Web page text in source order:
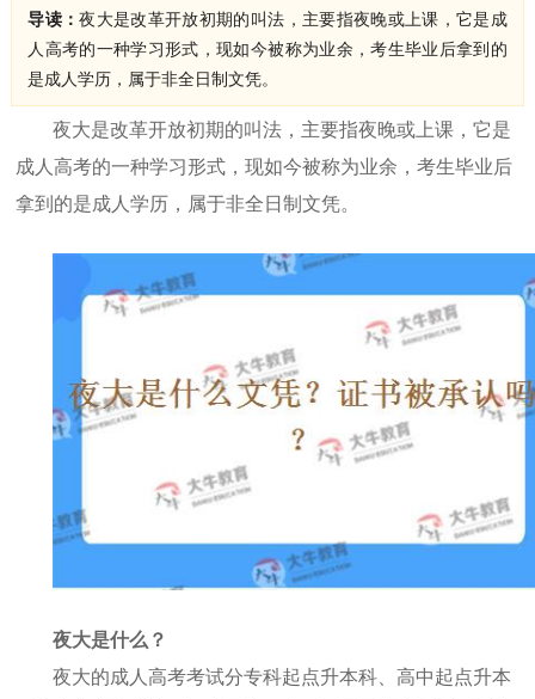
导读：夜大是改革开放初期的叫法，主要指夜晚或上课，它是成
人高考的一种学习形式，现如今被称为业余，考生毕业后拿到的
是成人学历，属于非全日制文凭。
夜大是改革开放初期的叫法，主要指夜晚或上课，它是
成人高考的一种学习形式，现如今被称为业余，考生毕业后
拿到的是成人学历，属于非全日制文凭。
夜大是什么？
夜大的成人高考考试分专科起点升本科、高中起点升本